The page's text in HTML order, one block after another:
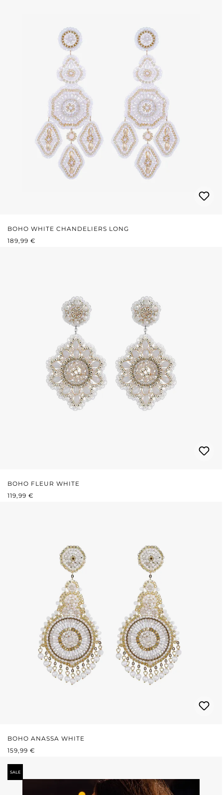
BOHO WHITE CHANDELIERS LONG
REGULÄRER PREIS:
189,99 €
BOHO FLEUR WHITE
REGULÄRER PREIS:
119,99 €
BOHO ANASSA WHITE
REGULÄRER PREIS:
159,99 €
SALE